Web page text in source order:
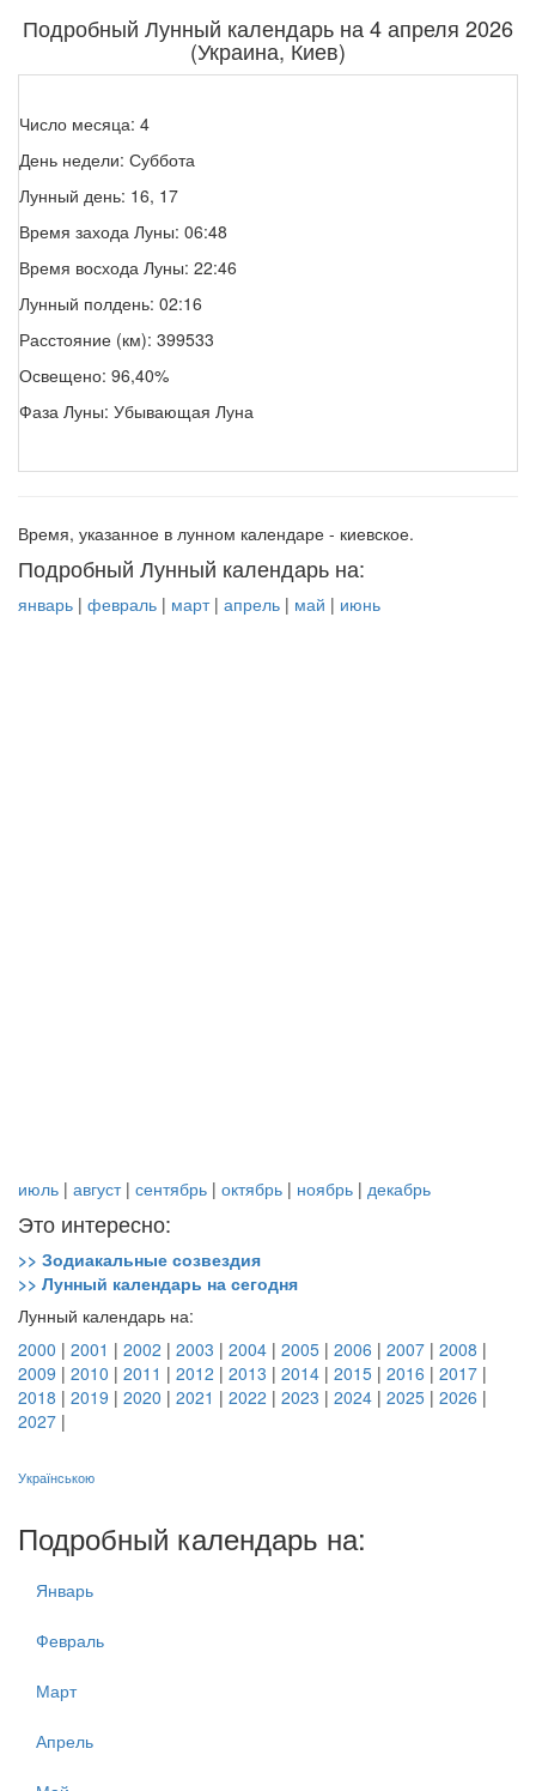
Подробный Лунный календарь на 4 апреля 2026
(Украина, Киев)
Число месяца: 4
День недели: Суббота
Лунный день: 16, 17
Время захода Луны: 06:48
Время восхода Луны: 22:46
Лунный полдень: 02:16
Расстояние (км): 399533
Освещено: 96,40%
Фаза Луны: Убывающая Луна
Время, указанное в лунном календаре - киевское.
Подробный Лунный календарь на:
январь | февраль | март| апрель | май | июнь
июль | август| сентябрь | октябрь | ноябрь | декабрь
Это интересно:
>> Зодиакальные созвездия
>> Лунный календарь на сегодня
Лунный календарь на:
2000 | 2001 | 2002 | 2003 | 2004 | 2005 | 2006 | 2007 | 2008 |
2009 | 2010 | 2011 | 2012 | 2013 | 2014 | 2015 | 2016 | 2017 |
2018 | 2019 | 2020 | 2021 | 2022 | 2023 | 2024 | 2025 | 2026 |
2027 |
Українською
Подробный календарь на:
Январь
Февраль
Март
Апрель